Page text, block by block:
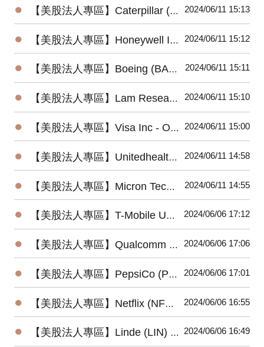
● 【美股法人專區】Caterpillar (CAT) 2024最新法說會重點摘要(4/25發布) 2024/06/11 15:13
● 【美股法人專區】Honeywell International (HON) 2024最新法說會重點摘要(4/25發布) 2024/06/11 15:12
● 【美股法人專區】Boeing (BA) 2024最新法說會重點摘要(4/24發布) 2024/06/11 15:11
● 【美股法人專區】Lam Research (LRCX) 2024最新法說會重點摘要(4/24發布) 2024/06/11 15:10
● 【美股法人專區】Visa Inc - Ordinary Shares (V) 2024最新法說會重點摘要(4/23發布) 2024/06/11 15:00
● 【美股法人專區】Unitedhealth (UNH) 2024最新法說會重點摘要(4/16發布) 2024/06/11 14:58
● 【美股法人專區】Micron Technology (MU) 2024最新法說會重點摘要(3/20發布) 2024/06/11 14:55
● 【美股法人專區】T-Mobile US (TMUS) 2024最新法說會重點摘要(4/25發布) 2024/06/06 17:12
● 【美股法人專區】Qualcomm (QCOM) 2024最新法說會重點摘要(5/1發布) 2024/06/06 17:06
● 【美股法人專區】PepsiCo (PEP) 2024最新法說會重點摘要(4/23發布) 2024/06/06 17:01
● 【美股法人專區】Netflix (NFLX) 2024最新法說會重點摘要(4/18發布) 2024/06/06 16:55
● 【美股法人專區】Linde (LIN) 2024最新法說會重點摘要(5/2發布) 2024/06/06 16:49